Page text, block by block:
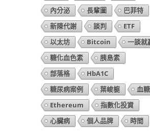
內分泌
長輩圖
巴菲特
新陳代謝
談判
ETF
以太坊
Bitcoin
一談就
糖化血色素
胰島素
部落格
HbA1C
糖尿病案例
葉峻榳
血糖
Ethereum
指數化投資
心臟病
個人品牌 時間